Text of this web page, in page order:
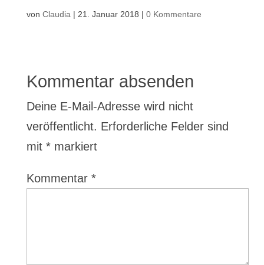
von Claudia | 21. Januar 2018 | 0 Kommentare
Kommentar absenden
Deine E-Mail-Adresse wird nicht
veröffentlicht. Erforderliche Felder sind
mit *markiert
Kommentar *